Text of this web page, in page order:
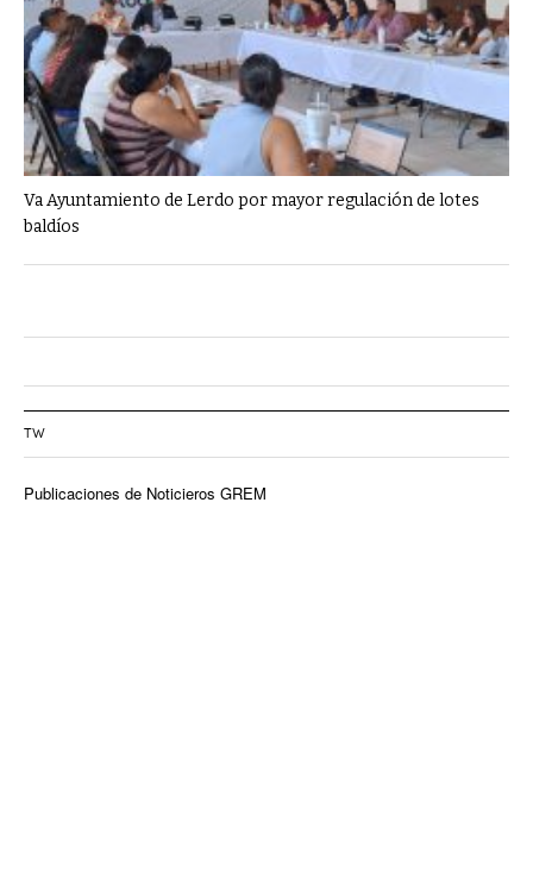
Va Ayuntamiento de Lerdo por mayor regulación de lotes
baldíos
TW
Publicaciones de Noticieros GREM